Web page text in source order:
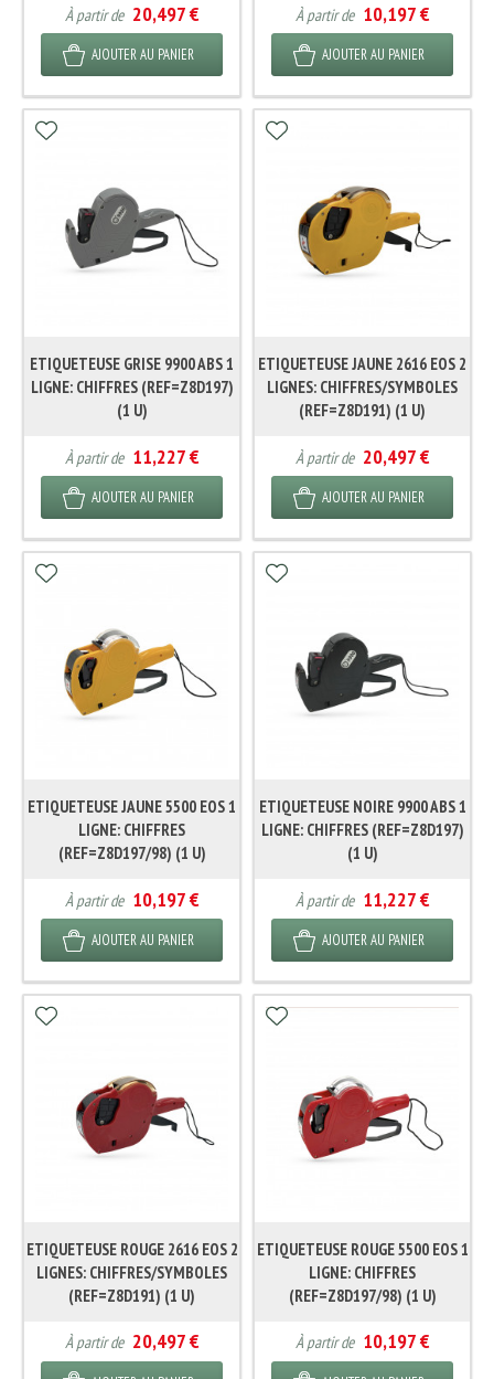
À partir de 20,497 €
AJOUTER AU PANIER
À partir de 10,197 €
AJOUTER AU PANIER
ETIQUETEUSE GRISE 9900 ABS 1
LIGNE: CHIFFRES (REF=Z8D197)
(1 U)
À partir de 11,227 €
AJOUTER AU PANIER
ETIQUETEUSE JAUNE 2616 EOS 2
LIGNES: CHIFFRES/SYMBOLES
(REF=Z8D191) (1 U)
À partir de 20,497 €
AJOUTER AU PANIER
ETIQUETEUSE JAUNE 5500 EOS 1
LIGNE: CHIFFRES
(REF=Z8D197/98) (1 U)
À partir de 10,197 €
AJOUTER AU PANIER
ETIQUETEUSE NOIRE 9900 ABS 1
LIGNE: CHIFFRES (REF=Z8D197)
(1 U)
À partir de 11,227 €
AJOUTER AU PANIER
ETIQUETEUSE ROUGE 2616 EOS 2
LIGNES: CHIFFRES/SYMBOLES
(REF=Z8D191) (1 U)
À partir de 20,497 €
ETIQUETEUSE ROUGE 5500 EOS 1
LIGNE: CHIFFRES
(REF=Z8D197/98) (1 U)
À partir de 10,197 €